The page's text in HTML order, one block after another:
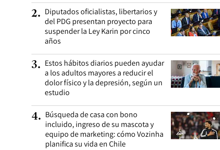
2. Diputados oficialistas, libertarios y
del PDG presentan proyecto para
suspender la Ley Karin por cinco
años
3. Estos hábitos diarios pueden ayudar
a los adultos mayores a reducir el
dolor físico y la depresión, según un
estudio
4. Búsqueda de casa con bono
incluido, ingreso de su mascota y
equipo de marketing: cómo Vozinha
planifica su vida en Chile